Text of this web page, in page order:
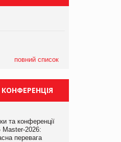
повний список
та конференції
Master-2026:
перевага